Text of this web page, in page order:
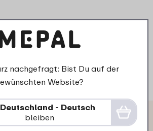
319
andere Kunden über
nachgefragt: Bist Du auf der
Website?
Deutschland - Deutsch
bleiben